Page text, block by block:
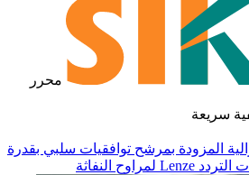
محرر
سريعة
المزودة بمرشح توافقيات سلبي بقدرة